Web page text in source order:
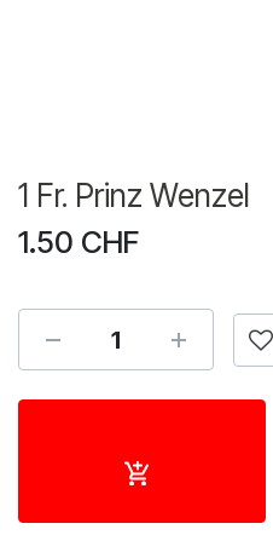
1 Fr. Prinz Wenzel
1.50 CHF